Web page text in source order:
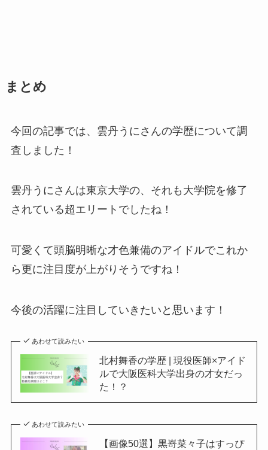
まとめ
今回の記事では、雲丹うにさんの学歴について調
査しました！
雲丹うにさんは東京大学の、それも大学院を修了
されている超エリートでしたね！
可愛くて頭脳明晰な才色兼備のアイドルでこれか
ら更に注目度が上がりそうですね！
今後の活躍に注目していきたいと思います！
あわせて読みたい
北村舞香の学歴 | 現役医師×アイド
ルで大阪医科大学出身の才女だっ
た！？
あわせて読みたい
【画像50選】黒嵜菜々子はすっぴ